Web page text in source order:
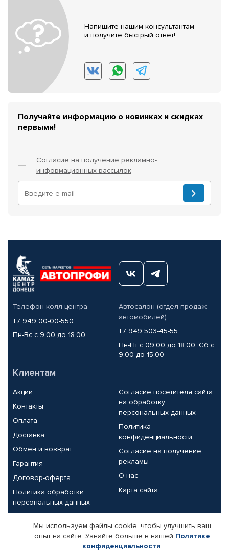
Напишите нашим консультантам
и получите быстрый ответ!
Получайте информацию о новинках и скидках
первыми!
Согласие на получение рекламно-
информационных рассылок
Телефон колл-центра
+7 949 00-00-550
Пн-Вс с 9.00 до 18.00
Автосалон (отдел продаж
автомобилей)
+7 949 503-45-55
Пн-Пт с 09.00 до 18.00, Сб с
9.00 до 15.00
Клиентам
Акции
Контакты
Оплата
Доставка
Обмен и возврат
Гарантия
Договор-оферта
Политика обработки
персональных данных
Согласие посетителя сайта
на обработку
персональных данных
Политика
конфиденциальности
Согласие на получение
рекламы
О нас
Карта сайта
Партнерам
Корпоративным клиентам Реквизиты компании
Мы используем файлы cookie, чтобы улучшить ваш
опыт на сайте. Узнайте больше в нашей Политике
конфиденциальности.